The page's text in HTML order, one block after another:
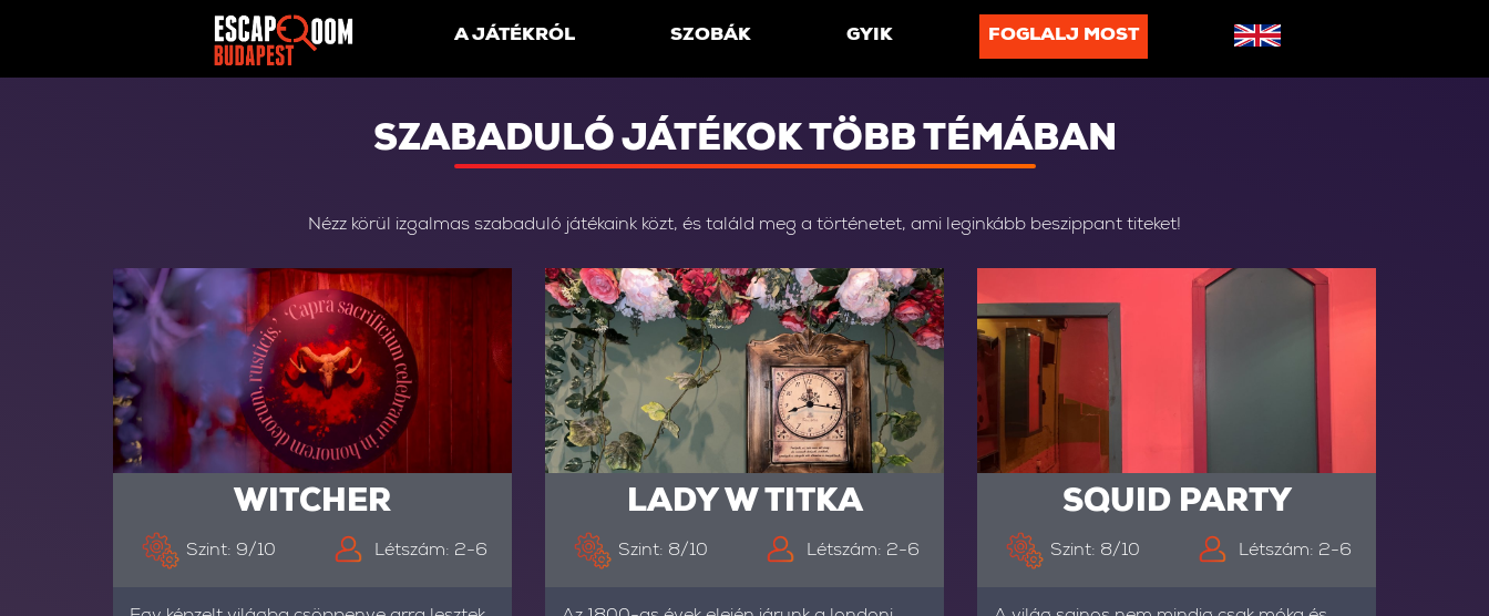
A JÁTÉKRÓL SZOBÁK GYIK FOGLALJ MOST
SZABADULÓ JÁTÉKOK TÖBB TÉMÁBAN
Nézz körül izgalmas szabaduló játékaink közt, és találd meg a történetet, ami leginkább beszippant titeket!
WITCHER
Szint: 9/10 Létszám: 2-6
LADY W TITKA
Szint: 8/10 Létszám: 2-6
SQUID PARTY
Szint: 8/10 Létszám: 2-6